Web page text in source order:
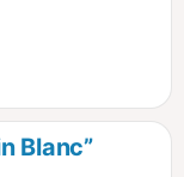
Blanc”